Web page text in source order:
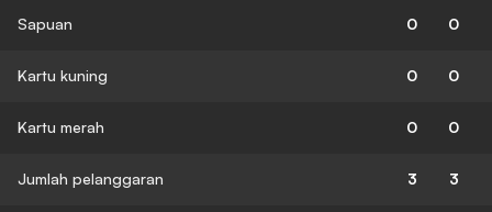
Sapuan 0 0
Kartu kuning 0 0
Kartu merah 0 0
Jumlah pelanggaran 3 3